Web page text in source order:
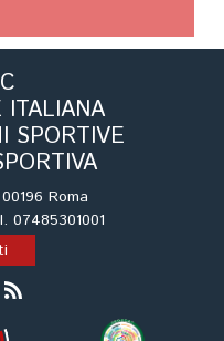
ITALIANA
SPORTIVE
Roma
07485301001
Sportiva